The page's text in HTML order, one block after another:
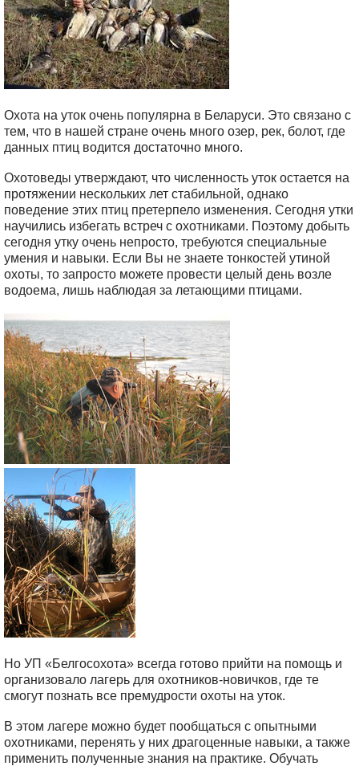
Охота на уток очень популярна в Беларуси. Это связано с
тем, что в нашей стране очень много озер, рек, болот, где
данных птиц водится достаточно много.
Охотоведы утверждают, что численность уток остается на
протяжении нескольких лет стабильной, однако
поведение этих птиц претерпело изменения. Сегодня утки
научились избегать встреч с охотниками. Поэтому добыть
сегодня утку очень непросто, требуются специальные
умения и навыки. Если Вы не знаете тонкостей утиной
охоты, то запросто можете провести целый день возле
водоема, лишь наблюдая за летающими птицами.
Но УП «Белгосохота» всегда готово прийти на помощь и
организовало лагерь для охотников-новичков, где те
смогут познать все премудрости охоты на уток.
В этом лагере можно будет пообщаться с опытными
охотниками, перенять у них драгоценные навыки, а также
применить полученные знания на практике. Обучать